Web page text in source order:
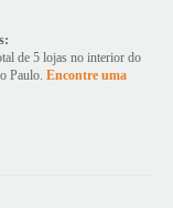
de 5 lojas no interior do
Paulo. Encontre uma